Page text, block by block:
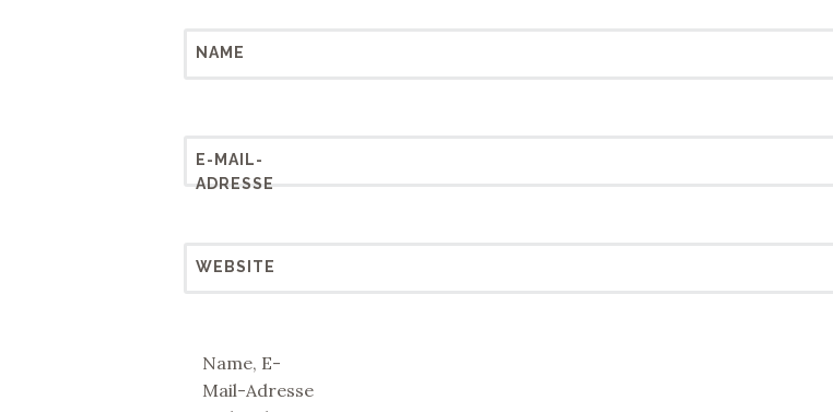
NAME
E-MAIL-
ADRESSE
WEBSITE
Name, E-
Mail-Adresse